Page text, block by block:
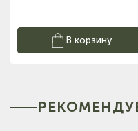
В корзину